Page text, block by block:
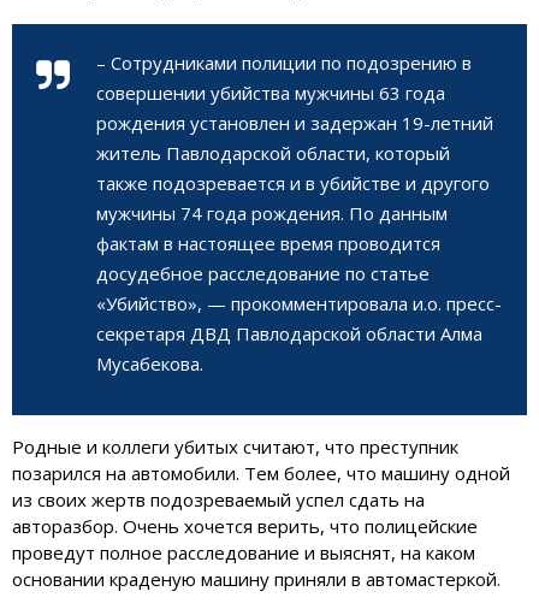
– Сотрудниками полиции по подозрению в
совершении убийства мужчины 63 года
рождения установлен и задержан 19-летний
житель Павлодарской области, который
также подозревается и в убийстве и другого
мужчины 74 года рождения. По данным
фактам в настоящее время проводится
досудебное расследование по статье
«Убийство», — прокомментировала и.о. пресс-
секретаря ДВД Павлодарской области Алма
Мусабекова.
Родные и коллеги убитых считают, что преступник
позарился на автомобили. Тем более, что машину одной
из своих жертв подозреваемый успел сдать на
авторазбор. Очень хочется верить, что полицейские
проведут полное расследование и выяснят, на каком
основании краденую машину приняли в автомастеркой.